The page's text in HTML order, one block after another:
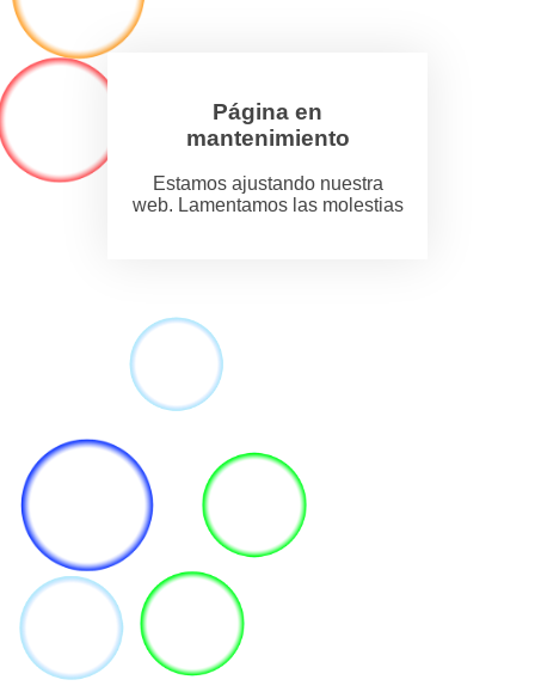
Página en
mantenimiento
Estamos ajustando nuestra
web. Lamentamos las molestias